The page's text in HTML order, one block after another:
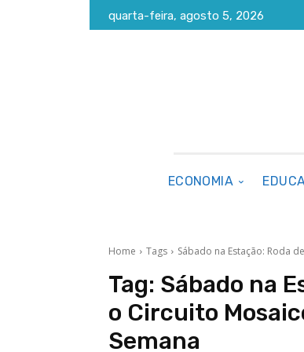
quarta-feira, agosto 5, 2026
ECONOMIA
Home Tags Sábado na Estação: Roda
Tag: Sábado na
o Circuito
Semana